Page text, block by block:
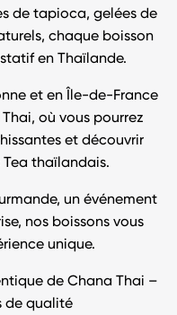
de tapioca, gelées de
chaque boisson
en Thaïlande.
et en Île-de-France
où vous pourrez
et découvrir
Tea thaïlandais.
un événement
nos boissons vous
unique.
de Chana Thai –
de qualité